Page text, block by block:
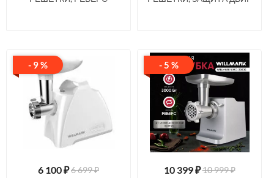
- 9 %
6 100₽6 699 ₽
- 5 %
10 399₽10 999 ₽